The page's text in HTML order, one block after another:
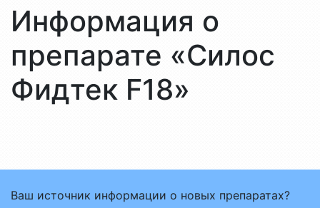
Информация о
препарате «Силос
Фидтек F18»
Ваш источник информации о новых препаратах?